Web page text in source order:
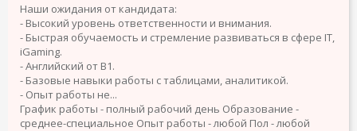
Наши ожидания от кандидата:
- Высокий уровень ответственности и внимания.
- Быстрая обучаемость и стремление развиваться в сфере IT,
iGaming.
- Английский от B1.
- Базовые навыки работы с таблицами, аналитикой.
- Опыт работы не...
График работы - полный рабочий день Образование -
среднее-специальное Опыт работы - любой Пол - любой